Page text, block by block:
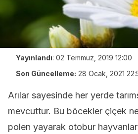
Yayınlandı: 02 Temmuz, 2019 12:00
Son Güncelleme: 28 Ocak, 2021
Arılar sayesinde her yerde
mevcuttur. Bu böcekler çiçek
polen yayarak otobur